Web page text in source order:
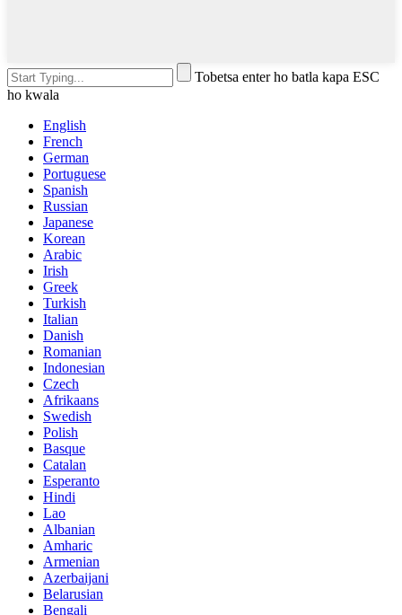
Tobetsa enter ho batla kapa ESC
ho kwala
English
French
German
Portuguese
Spanish
Russian
Japanese
Korean
Arabic
Irish
Greek
Turkish
Italian
Danish
Romanian
Indonesian
Czech
Afrikaans
Swedish
Polish
Basque
Catalan
Esperanto
Hindi
Lao
Albanian
Amharic
Armenian
Azerbaijani
Belarusian
Bengali